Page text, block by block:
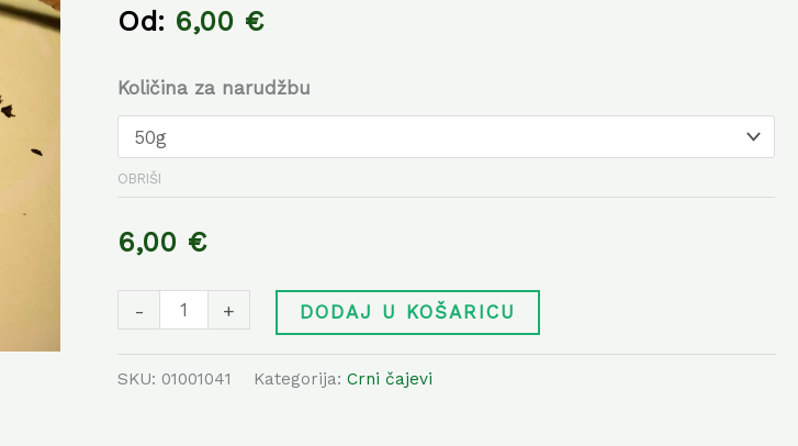
Od: 6,00 €
Količina za narudžbu
OBRIŠI
6,00 €
- + DODAJ U KOŠARICU
SKU: 01001041 Kategorija:Crni čajevi